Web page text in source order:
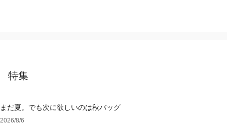
特集
まだ夏。でも次に欲しいのは秋バッグ
2026/8/6